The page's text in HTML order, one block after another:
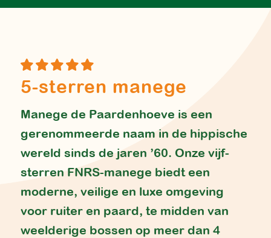
5-sterren manege
Manege de Paardenhoeve is een
gerenommeerde naam in de hippische
wereld sinds de jaren ’60. Onze vijf-
sterren FNRS-manege biedt een
moderne, veilige en luxe omgeving
voor ruiter en paard, te midden van
weelderige bossen op meer dan 4